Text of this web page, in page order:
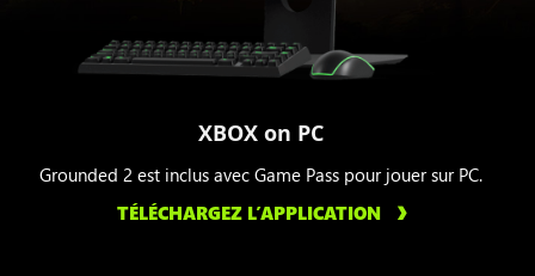
XBOX on PC
Grounded 2 est inclus avec Game Pass pour jouer sur PC.
TÉLÉCHARGEZ L’APPLICATION